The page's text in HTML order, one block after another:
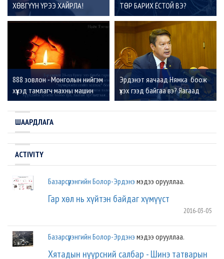
ХӨВГҮҮН ҮРЭЭ ХАЙРЛА!
ТӨР БАРИХ ЁСТОЙ ВЭ?
888 зовлон - Монголын нийгэм
хүүхэд тамлагч махны машин
болжээ
Эрдэнэт яачаад Нямка боож
үхэх гээд байгаа вэ? Яагаад
бид хамт боож үхэх ёстой вэ?
ШААРДЛАГА
ACTIVITY
Базарсүрэнгийн Болор-Эрдэнэ мэдээ орууллаа.
Гар хөл нь хүйтэн байдаг хүмүүст
2016-03-05
Базарсүрэнгийн Болор-Эрдэнэ мэдээ орууллаа.
Хятадын нүүрсний салбар - Шинэ татварын